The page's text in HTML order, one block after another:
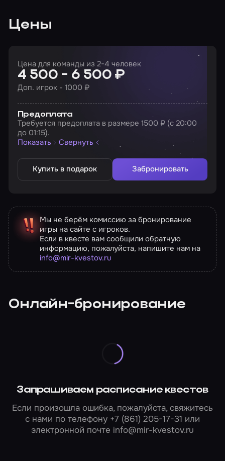
Цены
Цена для команды из 2-4 человек
4 500 - 6 500 ₽
Доп. игрок - 1000 ₽
Предоплата
Требуется предоплата в размере 1500 ₽ (с 20:00
до 01:15).
Показать
Свернуть
Купить в подарок Забронировать
Мы не берём комиссию за бронирование
игры на сайте с игроков.
Если в квесте вам сообщили обратную
информацию, пожалуйста, напишите нам на
info@mir-kvestov.ru
Онлайн-бронирование
Запрашиваем расписание квестов
Если произошла ошибка, пожалуйста, свяжитесь
с нами по телефону +7 (861) 205-17-31 или
электронной почте info@mir-kvestov.ru